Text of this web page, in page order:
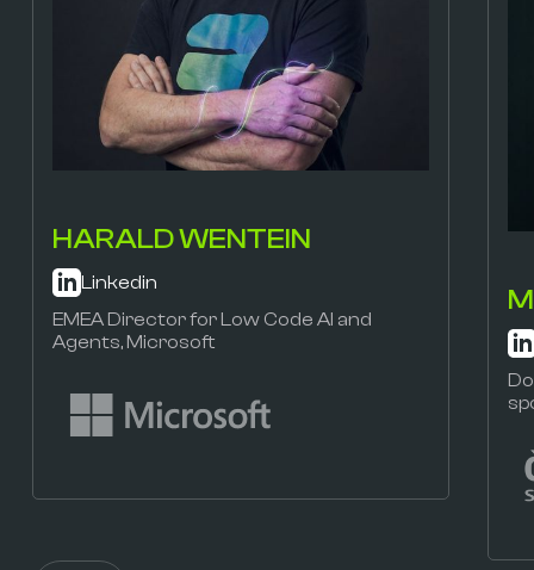
HARALD WENTEIN
Linkedin
EMEA Director for Low Code AI and
Agents, Microsoft